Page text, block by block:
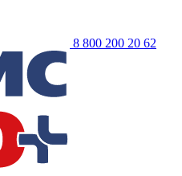
8 800 200 20 62